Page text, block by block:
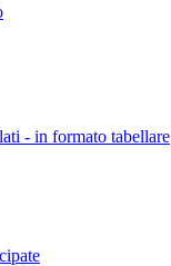
- in formato tabellare